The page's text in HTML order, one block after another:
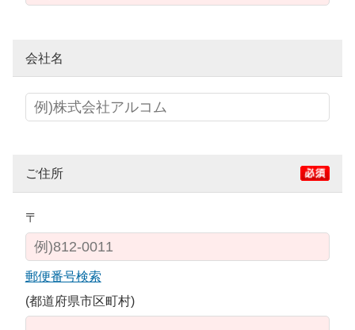
会社名
ご住所
〒
郵便番号検索
(都道府県市区町村)